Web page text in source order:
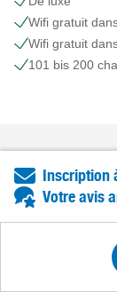
Wifi gratuit
Wifi gratuit
101 bis 200
Inscription
Votre avis